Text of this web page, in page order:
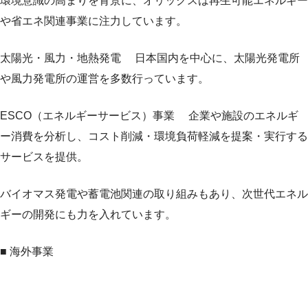
や省エネ関連事業に注力しています。
太陽光・風力・地熱発電 日本国内を中心に、太陽光発電所
や風力発電所の運営を多数行っています。
ESCO（エネルギーサービス）事業 企業や施設のエネルギ
ー消費を分析し、コスト削減・環境負荷軽減を提案・実行する
サービスを提供。
バイオマス発電や蓄電池関連の取り組みもあり、次世代エネル
ギーの開発にも力を入れています。
■ 海外事業